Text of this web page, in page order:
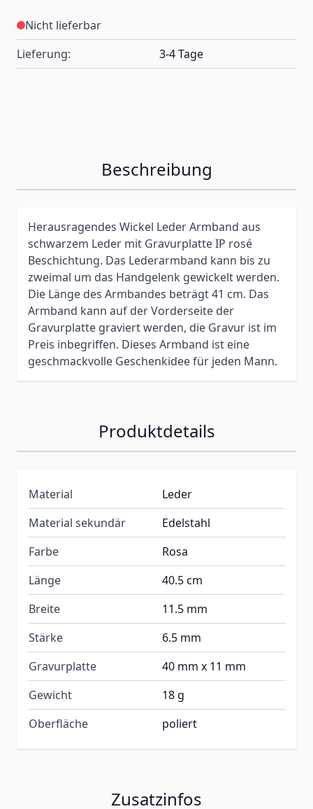
Nicht lieferbar
Lieferung:
3-4 Tage
Beschreibung
Herausragendes Wickel Leder Armband aus
schwarzem Leder mit Gravurplatte IP rosé
Beschichtung. Das Lederarmband kann bis zu
zweimal um das Handgelenk gewickelt werden.
Die Länge des Armbandes beträgt 41 cm. Das
Armband kann auf der Vorderseite der
Gravurplatte graviert werden, die Gravur ist im
Preis inbegriffen. Dieses Armband ist eine
geschmackvolle Geschenkidee für jeden Mann.
Produktdetails
Material
Leder
Material sekundär
Edelstahl
Farbe
Rosa
Länge
40.5 cm
Breite
11.5 mm
Stärke
6.5 mm
Gravurplatte
40 mm x 11 mm
Gewicht
18 g
Oberfläche
poliert
Zusatzinfos